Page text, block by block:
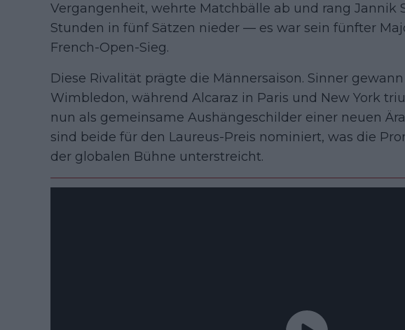
Vergangenheit, wehrte Matchbälle ab und rang Jannik
Stunden in fünf Sätzen nieder — es war sein fünfter
French-Open-Sieg.
Diese Rivalität prägte die Männersaison. Sinner
Wimbledon, während Alcaraz in Paris und New York
nun als gemeinsame Aushängeschilder einer neuen
sind beide für den Laureus-Preis nominiert, was die
der globalen Bühne unterstreicht.